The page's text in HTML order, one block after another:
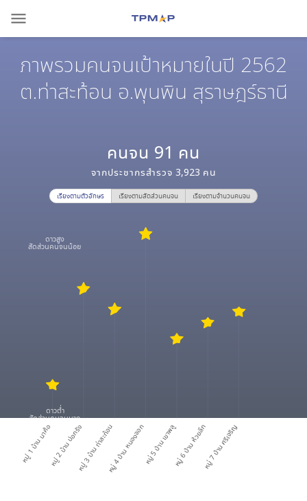
menu
ภาพรวมคนจนเป้าหมายในปี 2562
ต.ท่าสะท้อน อ.พุนพิน สุราษฎร์ธานี
คนจน 91 คน
จากประชากรสำรวจ 3,923 คน
เรียงตามตัวอักษร เรียงตามสัดส่วนคนจน เรียงตามจำนวนคนจน
หมู่ 1 บ้าน นาค้อหมู่ 2 บ้าน บ่อกรังหมู่ 3 บ้าน ท่าสะท้อนหมู่ 4 บ้าน หนองจอกหมู่ 5 บ้าน เขาพลูหมู่ 6 บ้าน ห้วยลึกหมู่ 7 บ้าน ศรีเจริญ
ดาวสูง
สัดส่วนคนจนน้อย
ดาวต่ำ
สัดส่วนคนจนมาก